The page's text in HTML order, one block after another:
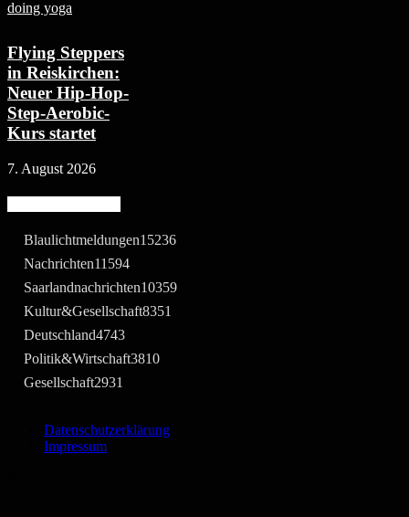
Flying Steppers
in Reiskirchen:
Neuer Hip-Hop-
Step-Aerobic-
Kurs startet
7. August 2026
Blaulichtmeldungen15236
Nachrichten11594
Saarlandnachrichten10359
Kultur&Gesellschaft8351
Deutschland4743
Politik&Wirtschaft3810
Gesellschaft2931
Datenschutzerklärung
Impressum